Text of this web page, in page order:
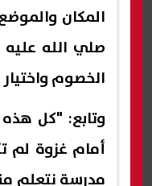
المكان
صلي الله
الخصوم
وتابع: "كل
أمام غزوة لم
مدرسة نتعلم